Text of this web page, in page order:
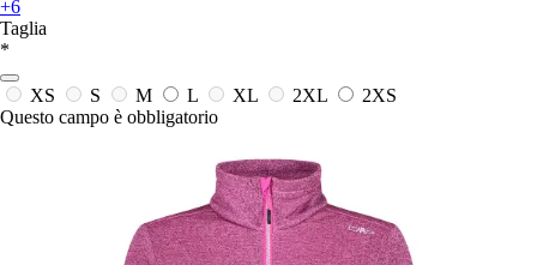
+6
Taglia
*
XS S M L XL 2XL
2XS
Questo campo è obbligatorio